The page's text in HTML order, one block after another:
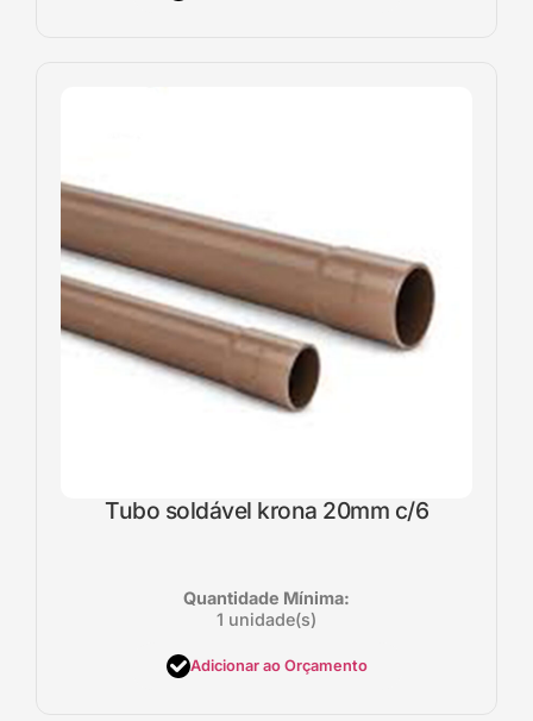
Tubo soldável krona 20mm c/6
Quantidade Mínima:
1 unidade(s)
Adicionar ao Orçamento